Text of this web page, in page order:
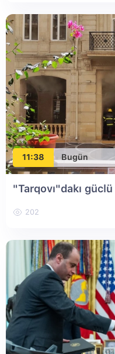
11:38 Bugün
"Tarqovı"dakı
202